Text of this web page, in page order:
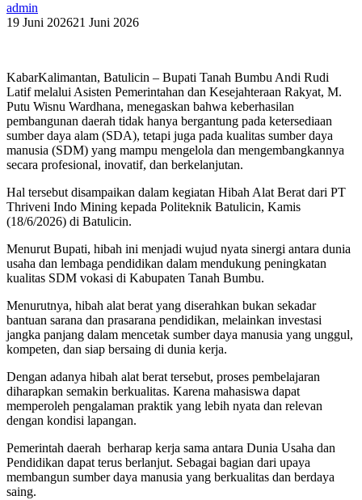
admin
19 Juni 202621 Juni 2026
KabarKalimantan, Batulicin – Bupati Tanah Bumbu Andi Rudi
Latif melalui Asisten Pemerintahan dan Kesejahteraan Rakyat, M.
Putu Wisnu Wardhana, menegaskan bahwa keberhasilan
pembangunan daerah tidak hanya bergantung pada ketersediaan
sumber daya alam (SDA), tetapi juga pada kualitas sumber daya
manusia (SDM) yang mampu mengelola dan mengembangkannya
secara profesional, inovatif, dan berkelanjutan.
Hal tersebut disampaikan dalam kegiatan Hibah Alat Berat dari PT
Thriveni Indo Mining kepada Politeknik Batulicin, Kamis
(18/6/2026) di Batulicin.
Menurut Bupati, hibah ini menjadi wujud nyata sinergi antara dunia
usaha dan lembaga pendidikan dalam mendukung peningkatan
kualitas SDM vokasi di Kabupaten Tanah Bumbu.
Menurutnya, hibah alat berat yang diserahkan bukan sekadar
bantuan sarana dan prasarana pendidikan, melainkan investasi
jangka panjang dalam mencetak sumber daya manusia yang unggul,
kompeten, dan siap bersaing di dunia kerja.
Dengan adanya hibah alat berat tersebut, proses pembelajaran
diharapkan semakin berkualitas. Karena mahasiswa dapat
memperoleh pengalaman praktik yang lebih nyata dan relevan
dengan kondisi lapangan.
Pemerintah daerah berharap kerja sama antara Dunia Usaha dan
Pendidikan dapat terus berlanjut. Sebagai bagian dari upaya
membangun sumber daya manusia yang berkualitas dan berdaya
saing.